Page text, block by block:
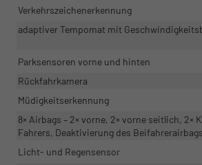
Verkehrszeichenerkennung
adaptiver Tempomat mit
Parksensoren vorne und hinten
Rückfahrkamera
Müdigkeitserkennung
8× Airbags – 2× vorne, 2× vorne seitlich, 2×
Fahrers, Deaktivierung des Beifahrerairbags
Licht- und Regensensor